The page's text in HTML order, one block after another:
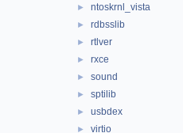
► ntoskrnl_vista
► rdbsslib
► rtlver
► rxce
► sound
► sptilib
► usbdex
► virtio